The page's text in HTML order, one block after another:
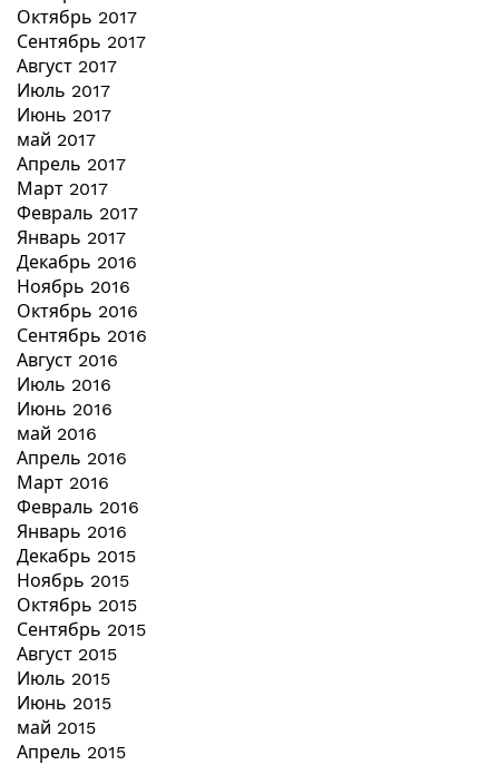
Октябрь 2017
Сентябрь 2017
Август 2017
Июль 2017
Июнь 2017
май 2017
Апрель 2017
Март 2017
Февраль 2017
Январь 2017
Декабрь 2016
Ноябрь 2016
Октябрь 2016
Сентябрь 2016
Август 2016
Июль 2016
Июнь 2016
май 2016
Апрель 2016
Март 2016
Февраль 2016
Январь 2016
Декабрь 2015
Ноябрь 2015
Октябрь 2015
Сентябрь 2015
Август 2015
Июль 2015
Июнь 2015
май 2015
Апрель 2015